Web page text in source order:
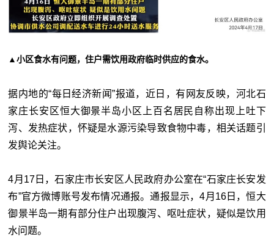
▲小区食水有问题，住户需饮用政府临时供应的食水。
据内地的“每日经济新闻”报道，近日，有网友反映，河北石
家庄长安区恒大御景半岛小区上百名居民自称出现上吐下
泻、发热症状，怀疑是水源污染导致食物中毒，相关话题引
发舆论关注。
4月17日，石家庄市长安区人民政府办公室在“石家庄长安发
布”官方微博账号发布情况通报。通报显示，4月16日，恒大
御景半岛一期有部分住户出现腹泻、呕吐症状，疑似是饮用
水问题。